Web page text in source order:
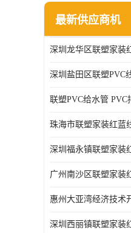
最新供应商机